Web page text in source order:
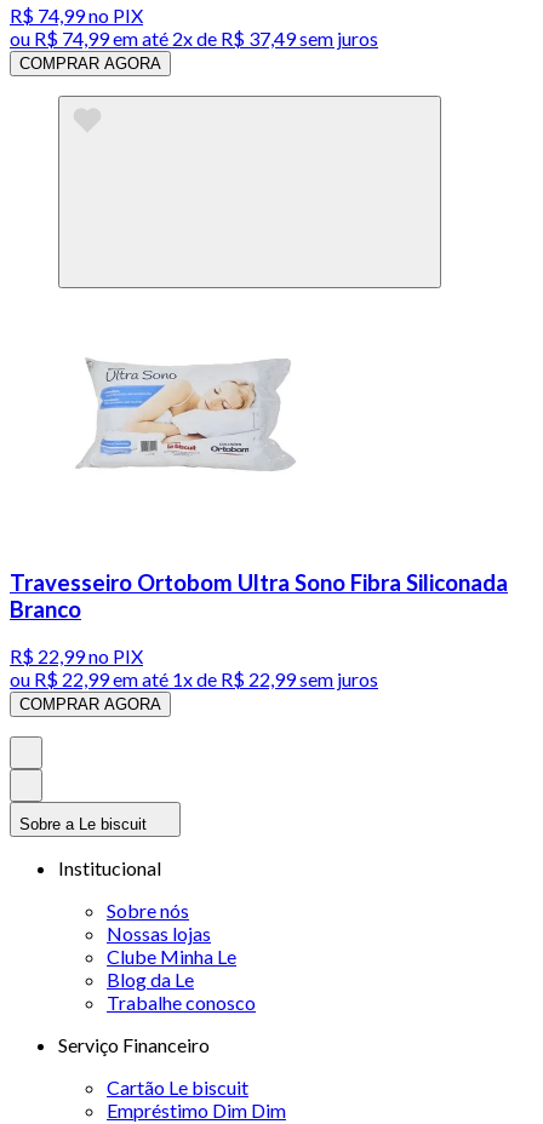
R$ 74,99no PIX
ou R$ 74,99em até 2x de R$ 37,49 sem juros
COMPRAR AGORA
Travesseiro Ortobom Ultra Sono Fibra Siliconada
Branco
R$ 22,99no PIX
ou R$ 22,99em até 1x de R$ 22,99sem juros
COMPRAR AGORA
Sobre a Le biscuit
Institucional
Sobre nós
Nossas lojas
Clube Minha Le
Blog da Le
Trabalhe conosco
Serviço Financeiro
Cartão Le biscuit
Empréstimo Dim Dim